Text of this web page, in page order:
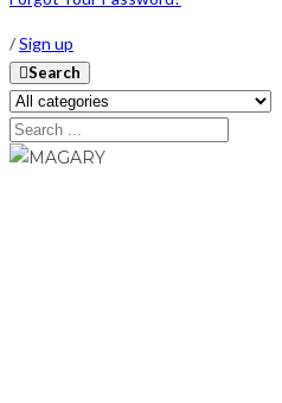
/Sign up
Search